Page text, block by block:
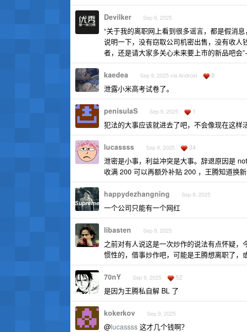
Devilker Sep 9, 2025
“关于我的离职网上看到很多谣言，都是假消
说明一下，没有窃取公司机密出售，没有收
者，还是请大家多关心未来要上市的新品吧会
kaedea Sep 9, 2025 via Android 8
泄露小米高考试卷了。
penisulaS Sep 9, 2025 1
犯法的大事应该就进去了吧，不会像现在这样
lucassss Sep 9, 2025 34
泄密是小事，利益冲突是大事。辞退原因是
收满 200 可以再额外补贴 200 ，王腾知道换
happydezhangning Sep 9, 2025
一个公司只能有一个网红
libasten Sep 9, 2025
之前对有人说这是一次炒作的说法有点怀疑
惯性的，借事炒作吧，可能是王腾想离职了，
70nY Sep 9, 2025 52
是因为王腾私自解 BL 了
kokerkov Sep 9, 2025
@lucassss 这才几个钱啊？